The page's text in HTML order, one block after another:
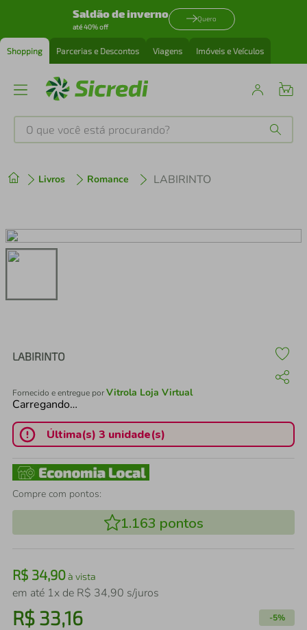
Saldão de inverno
até 40% off
Quero
Shopping Parcerias e Descontos Viagens Imóveis e Veículos
O que você está procurando?
Livros Romance LABIRINTO
LABIRINTO
Fornecido e entregue porVitrola Loja Virtual
Carregando…
Última(s) 3 unidade(s)
Compre com pontos:
1.163 pontos
R$ 34,90à vista
em até 1x de R$ 34,90 s/juros
R$ 33,16 -5%
2º cafeteira